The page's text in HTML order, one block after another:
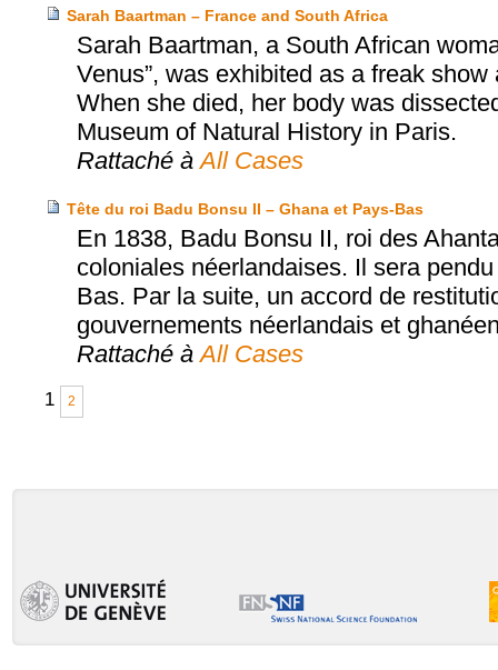
Sarah Baartman – France and South Africa
Sarah Baartman, a South African
Venus”, was exhibited as a freak
When she died, her body was
Museum of Natural History in Paris.
Rattaché à All Cases
Tête du roi Badu Bonsu II – Ghana et Pays-Bas
En 1838, Badu Bonsu II, roi des
coloniales néerlandaises. Il sera
Bas. Par la suite, un accord de
gouvernements néerlandais et
Rattaché à All Cases
1 2